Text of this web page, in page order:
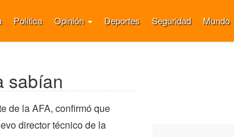
Política Opinión Deportes Seguridad Mundo
sabían
de la AFA, confirmó que
director técnico de la